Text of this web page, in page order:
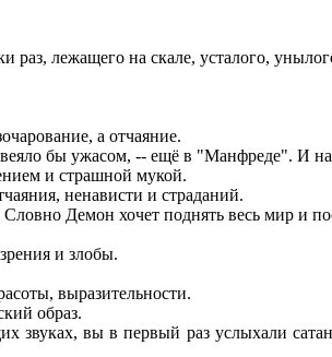
лежащего на скале, усталого,
а отчаяние.
бы ужасом, -- ещё в "Манфреде". И
и страшной мукой.
ненависти и страданий.
Демон хочет поднять весь мир и
и злобы.
выразительности.
образ.
звуках, вы в первый раз услыхали